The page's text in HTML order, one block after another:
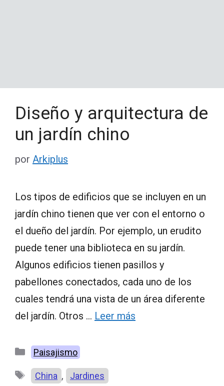
Diseño y arquitectura de
un jardín chino
por Arkiplus
Los tipos de edificios que se incluyen en un
jardín chino tienen que ver con el entorno o
el dueño del jardín. Por ejemplo, un erudito
puede tener una biblioteca en su jardín.
Algunos edificios tienen pasillos y
pabellones conectados, cada uno de los
cuales tendrá una vista de un área diferente
del jardín. Otros … Leer más
Categorías
Paisajismo
Etiquetas
China , Jardines